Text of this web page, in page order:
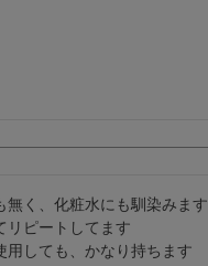
無く、化粧水にも馴染みます
リピートしてます
用しても、かなり持ちます